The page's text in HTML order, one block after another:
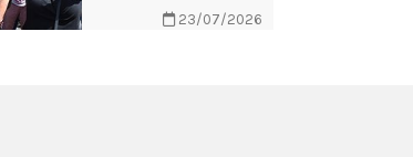
23/07/2026